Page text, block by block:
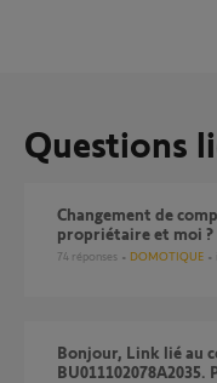
Questions
Changement de compte TaHoma V2 entre l'ancien
propriétaire et moi ?
74 réponses DOMOTIQUE
Bonjour, Link lié au compte de l'ancien propriétaire,